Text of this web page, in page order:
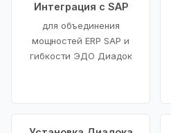
Интеграция с SAP
для объединения
мощностей ERP SAP и
гибкости ЭДО Диадок